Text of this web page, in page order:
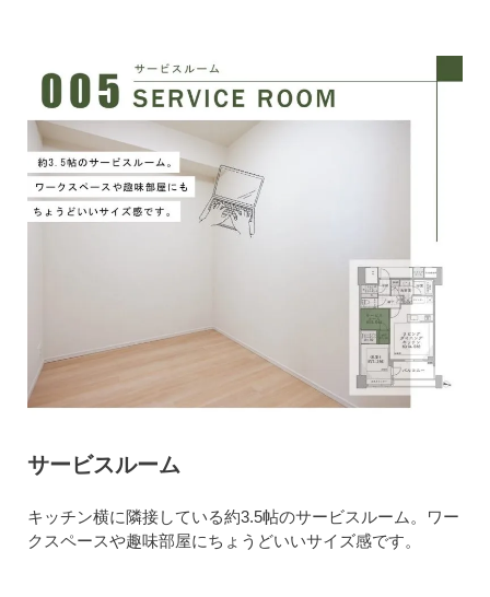
サービスルーム
キッチン横に隣接している約3.5帖のサービスルーム。ワー
クスペースや趣味部屋にちょうどいいサイズ感です。